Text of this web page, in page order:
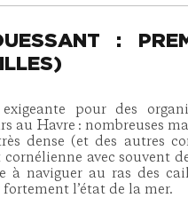
:
pour des
au Havre : nombreuses
dense (et des autres
avec souvent
à naviguer au ras des
l’état de la mer.